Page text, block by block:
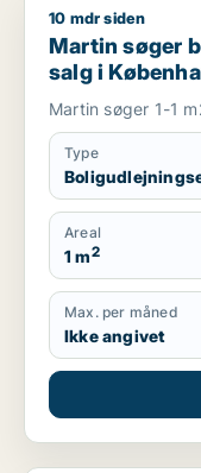
Martin søger
10 mdr siden
Martin søger
salg i
Martin søger 1-1
Type
Areal
1 m2
Max. per måned
Ikke angivet